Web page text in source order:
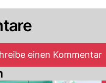
einen Kommentar